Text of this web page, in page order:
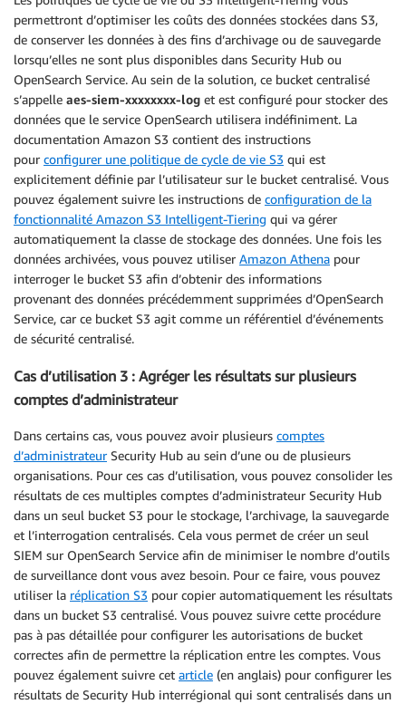
permettront d’optimiser les coûts des données stockées dans S3,
de conserver les données à des fins d’archivage ou de sauvegarde
lorsqu’elles ne sont plus disponibles dans Security Hub ou
OpenSearch Service. Au sein de la solution, ce bucket centralisé
s’appelle aes-siem-xxxxxxxx-log et est configuré pour stocker des
données que le service OpenSearch utilisera indéfiniment. La
documentation Amazon S3 contient des instructions
pour configurer une politique de cycle de vie S3 qui est
explicitement définie par l’utilisateur sur le bucket centralisé. Vous
pouvez également suivre les instructions de configuration de la
fonctionnalité Amazon S3 Intelligent-Tiering qui va gérer
automatiquement la classe de stockage des données. Une fois les
données archivées, vous pouvez utiliser Amazon Athena pour
interroger le bucket S3 afin d’obtenir des informations
provenant des données précédemment supprimées d’OpenSearch
Service, car ce bucket S3 agit comme un référentiel d’événements
de sécurité centralisé.
Cas d’utilisation 3 : Agréger les résultats sur plusieurs
comptes d’administrateur
Dans certains cas, vous pouvez avoir plusieurs comptes
d’administrateurSecurity Hub au sein d’une ou de plusieurs
organisations. Pour ces cas d’utilisation, vous pouvez consolider les
résultats de ces multiples comptes d’administrateur Security Hub
dans un seul bucket S3 pour le stockage, l’archivage, la sauvegarde
et l’interrogation centralisés. Cela vous permet de créer un seul
SIEM sur OpenSearch Service afin de minimiser le nombre d’outils
de surveillance dont vous avez besoin. Pour ce faire, vous pouvez
utiliser la réplication S3 pour copier automatiquement les résultats
dans un bucket S3 centralisé. Vous pouvez suivre cette procédure
pas à pas détaillée pour configurer les autorisations de bucket
correctes afin de permettre la réplication entre les comptes. Vous
pouvez également suivre cet article (en anglais) pour configurer les
résultats de Security Hub interrégional qui sont centralisés dans un